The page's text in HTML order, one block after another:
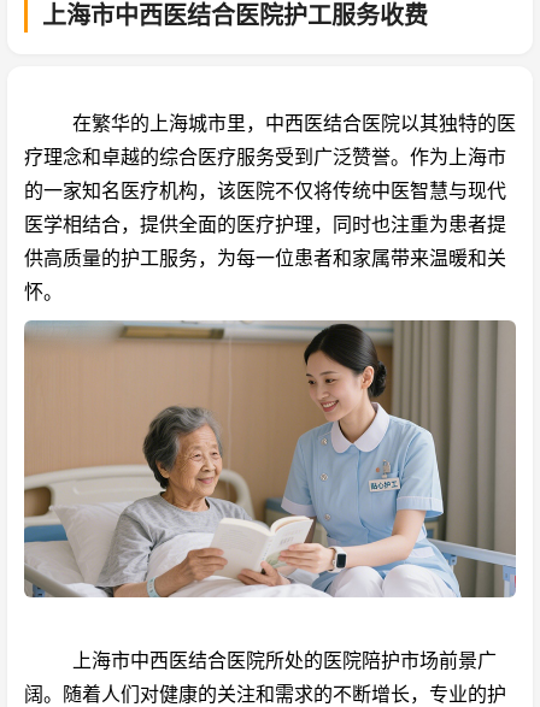
上海市中西医结合医院护工服务收费
在繁华的上海城市里，中西医结合医院以其独特的医
疗理念和卓越的综合医疗服务受到广泛赞誉。作为上海市
的一家知名医疗机构，该医院不仅将传统中医智慧与现代
医学相结合，提供全面的医疗护理，同时也注重为患者提
供高质量的护工服务，为每一位患者和家属带来温暖和关
怀。
上海市中西医结合医院所处的医院陪护市场前景广
阔。随着人们对健康的关注和需求的不断增长，专业的护